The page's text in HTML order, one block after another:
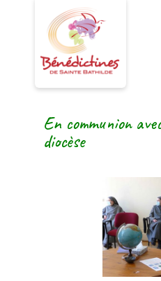
En communion
diocèse